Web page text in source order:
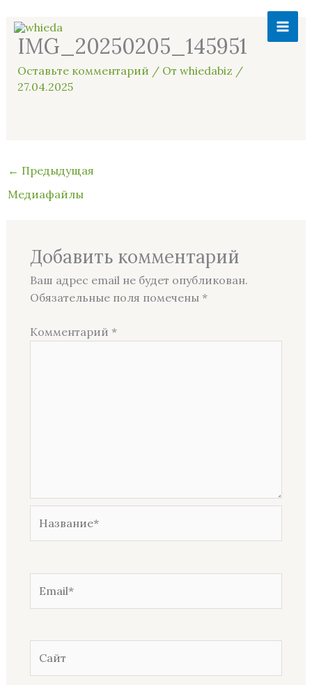
содержимому
IMG_20250205_145951
Оставьте комментарий / От whiedabiz /
27.04.2025
← Предыдущая
Медиафайлы
Добавить комментарий
Ваш адрес email не будет опубликован.
Обязательные поля помечены *
Комментарий *